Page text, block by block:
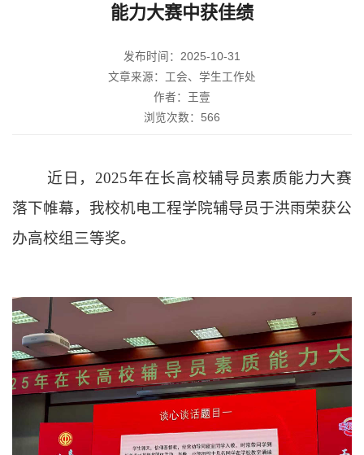
能力大赛中获佳绩
发布时间：2025-10-31
文章来源：工会、学生工作处
作者：王壹
浏览次数： 566
近日， 2025年在长高校辅导员素质能力大赛
落下帷幕，我校机电工程学院辅导员于洪雨荣获公
办高校组三等奖。